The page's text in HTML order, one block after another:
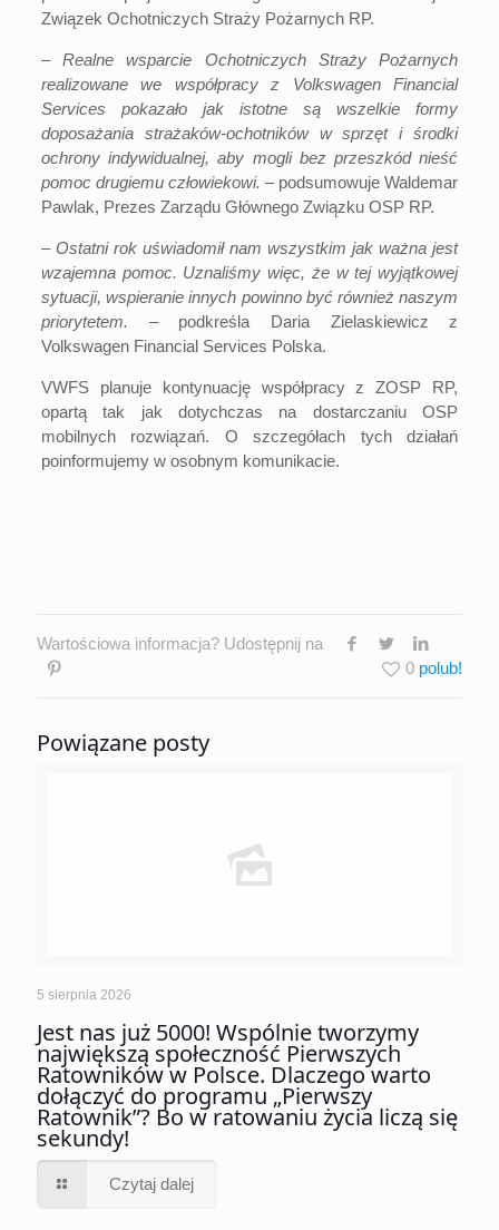
Związek Ochotniczych Straży Pożarnych RP.
–Realne wsparcie Ochotniczych Straży Pożarnych
realizowane we współpracy z Volkswagen Financial
Services pokazało jak istotne są wszelkie formy
doposażania strażaków-ochotników w sprzęt i środki
ochrony indywidualnej, aby mogli bez przeszkód nieść
pomoc drugiemu człowiekowi. – podsumowuje Waldemar
Pawlak, Prezes Zarządu Głównego Związku OSP RP.
– Ostatni rok uświadomił nam wszystkim jak ważna jest
wzajemna pomoc. Uznaliśmy więc, że w tej wyjątkowej
sytuacji, wspieranie innych powinno być również naszym
priorytetem. – podkreśla Daria Zielaskiewicz z
Volkswagen Financial Services Polska.
VWFS planuje kontynuację współpracy z ZOSP RP,
opartą tak jak dotychczas na dostarczaniu OSP
mobilnych rozwiązań. O szczegółach tych działań
poinformujemy w osobnym komunikacie.
Wartościowa informacja? Udostępnij na
0
Powiązane posty
5 sierpnia 2026
Jest nas już 5000! Wspólnie tworzymy
największą społeczność Pierwszych
Ratowników w Polsce. Dlaczego warto
dołączyć do programu „Pierwszy
Ratownik”? Bo w ratowaniu życia liczą się
sekundy!
Czytaj dalej